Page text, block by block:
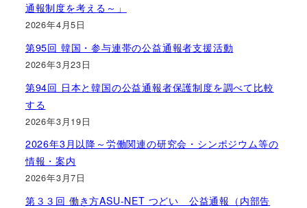
通報制度を考える～」
2026年4月5日
第95回 韓国・参与連帯の公益通報者支援活動
2026年3月23日
第94回 日本と韓国の公益通報者保護制度を調べて比較
する
2026年3月19日
2026年3月以降～労働関連の研究会・シンポジウム等の
情報・案内
2026年3月7日
第３３回 働き方ASU-NET つどい 公益通報（内部告